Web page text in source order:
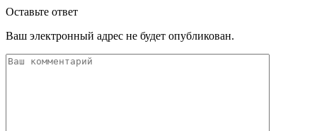
Оставьте ответ
Ваш электронный адрес не будет опубликован.